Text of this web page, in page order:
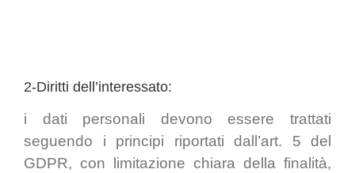
2-Diritti dell’interessato:
i dati personali devono essere trattati
seguendo i principi riportati dall’art. 5 del
GDPR, con limitazione chiara della finalità,